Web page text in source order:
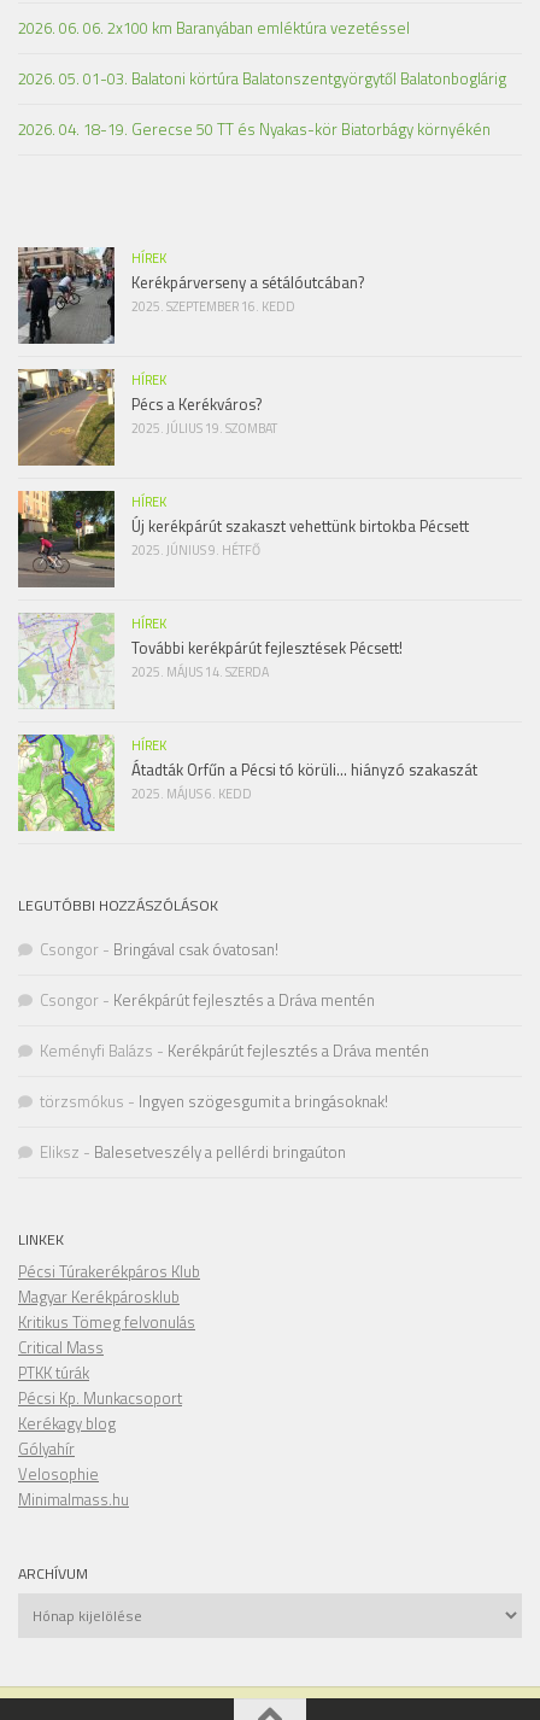
2026. 06. 06. 2x100 km Baranyában emléktúra vezetéssel
2026. 05. 01-03. Balatoni körtúra Balatonszentgyörgytől Balatonboglárig
2026. 04. 18-19. Gerecse 50 TT és Nyakas-kör Biatorbágy környékén
HÍREK
Kerékpárverseny a sétálóutcában?
2025. SZEPTEMBER 16. KEDD
HÍREK
Pécs a Kerékváros?
2025. JÚLIUS 19. SZOMBAT
HÍREK
Új kerékpárút szakaszt vehettünk birtokba Pécsett
2025. JÚNIUS 9. HÉTFŐ
HÍREK
További kerékpárút fejlesztések Pécsett!
2025. MÁJUS 14. SZERDA
HÍREK
Átadták Orfűn a Pécsi tó körüli… hiányzó szakaszát
2025. MÁJUS 6. KEDD
LEGUTÓBBI HOZZÁSZÓLÁSOK
Csongor - Bringával csak óvatosan!
Csongor - Kerékpárút fejlesztés a Dráva mentén
Keményfi Balázs - Kerékpárút fejlesztés a Dráva mentén
törzsmókus - Ingyen szögesgumit a bringásoknak!
Eliksz - Balesetveszély a pellérdi bringaúton
LINKEK
Pécsi Túrakerékpáros Klub
Magyar Kerékpárosklub
Kritikus Tömeg felvonulás
Critical Mass
PTKK túrák
Pécsi Kp. Munkacsoport
Kerékagy blog
Gólyahír
Velosophie
Minimalmass.hu
ARCHÍVUM